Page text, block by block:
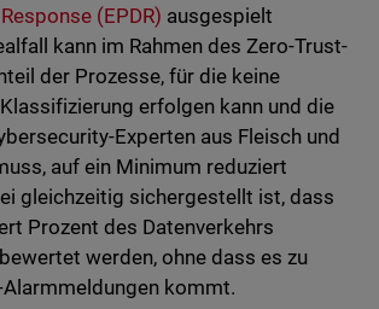
(EPDR) ausgespielt
kann im Rahmen des Zero-Trust-
der Prozesse, für die keine
erfolgen kann und die
Experten aus Fleisch und
auf ein Minimum reduziert
gleichzeitig sichergestellt ist, dass
Prozent des Datenverkehrs
werden, ohne dass es zu
kommt.